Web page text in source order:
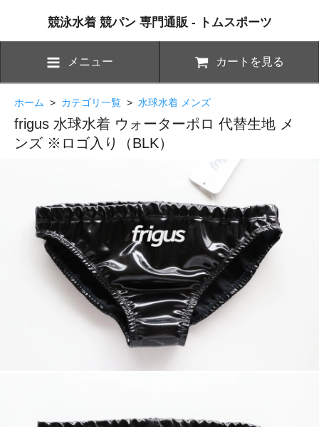
競泳水着 競パン 専門通販 - トムスポーツ
メニュー カートを見る
ホーム > カテゴリ一覧 > 水球水着 メンズ
frigus 水球水着 ウォーターポロ 代替生地 メ
ンズ ※ロゴ入り（BLK）